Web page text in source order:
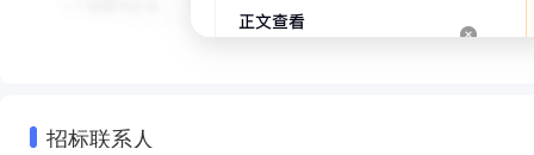
招标联系人